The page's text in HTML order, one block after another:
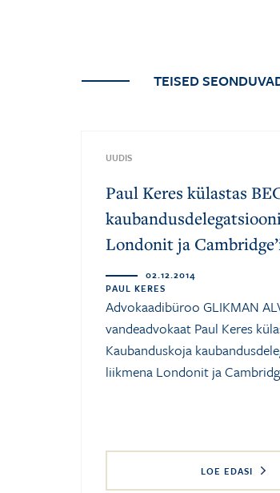
TEISED
UUDIS
Paul Keres külastas
Londonit ja
02.12.2014
PAUL KERES
Advokaadibüroo GLIKMAN
vandeadvokaat Paul Keres
Kaubanduskoja
liikmena Londonit ja
LOE EDASI